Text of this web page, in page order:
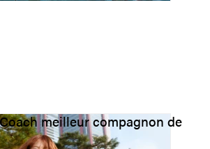
meilleur compagnon de